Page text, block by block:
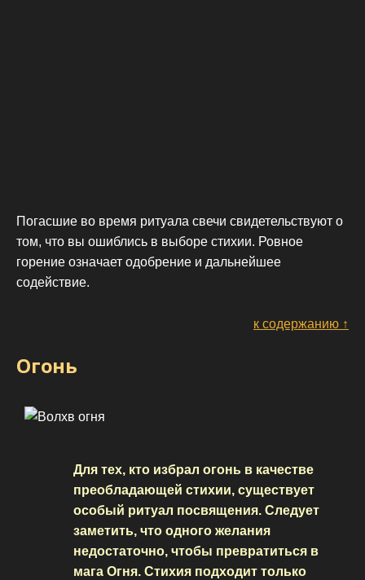
Погасшие во время ритуала свечи свидетельствуют о
том, что вы ошиблись в выборе стихии. Ровное
горение означает одобрение и дальнейшее
содействие.
к содержанию ↑
Огонь
Для тех, кто избрал огонь в качестве
преобладающей стихии, существует
особый ритуал посвящения. Следует
заметить, что одного желания
недостаточно, чтобы превратиться в
мага Огня. Стихия подходит только